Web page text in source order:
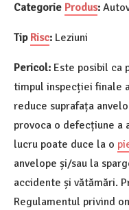
Categorie Produs:
Tip Risc: Leziuni
Pericol: Este posibil ca
timpul inspecției finale
reduce suprafața
provoca o defecțiune
lucru poate duce la o
anvelope și/sau la
accidente și vătămări.
Regulamentul privind